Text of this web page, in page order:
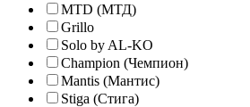
MTD (МТД)
Grillo
Solo by AL-KO
Champion (Чемпион)
Mantis (Мантис)
Stiga (Стига)